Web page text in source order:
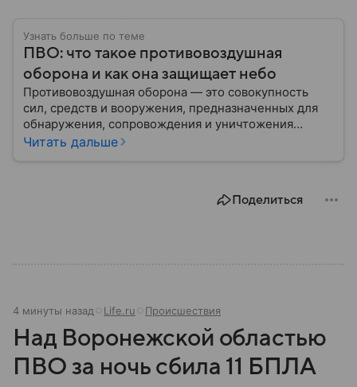
Узнать больше по теме
ПВО: что такое противовоздушная
оборона и как она защищает небо
Противовоздушная оборона — это совокупность
сил, средств и вооружения, предназначенных для
обнаружения, сопровождения и уничтожения
средств воздушного нападения. Современные
Читать дальше
Поделиться
4 минуты назад Life.ru Происшествия
Над Воронежской областью
ПВО за ночь сбила 11 БПЛА